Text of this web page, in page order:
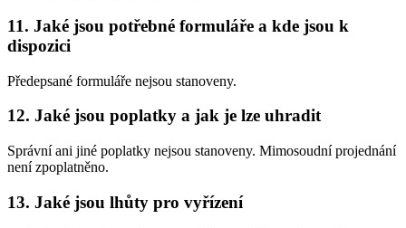
11. Jaké jsou potřebné formuláře a kde jsou k
dispozici
Předepsané formuláře nejsou stanoveny.
12. Jaké jsou poplatky a jak je lze uhradit
Správní ani jiné poplatky nejsou stanoveny. Mimosoudní projednání
není zpoplatněno.
13. Jaké jsou lhůty pro vyřízení